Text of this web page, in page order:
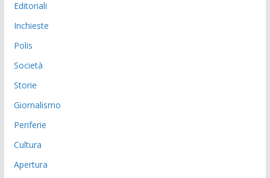
Editoriali
Inchieste
Polis
Società
Storie
Giornalismo
Periferie
Cultura
Apertura